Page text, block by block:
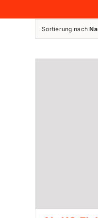
Sortierung nach